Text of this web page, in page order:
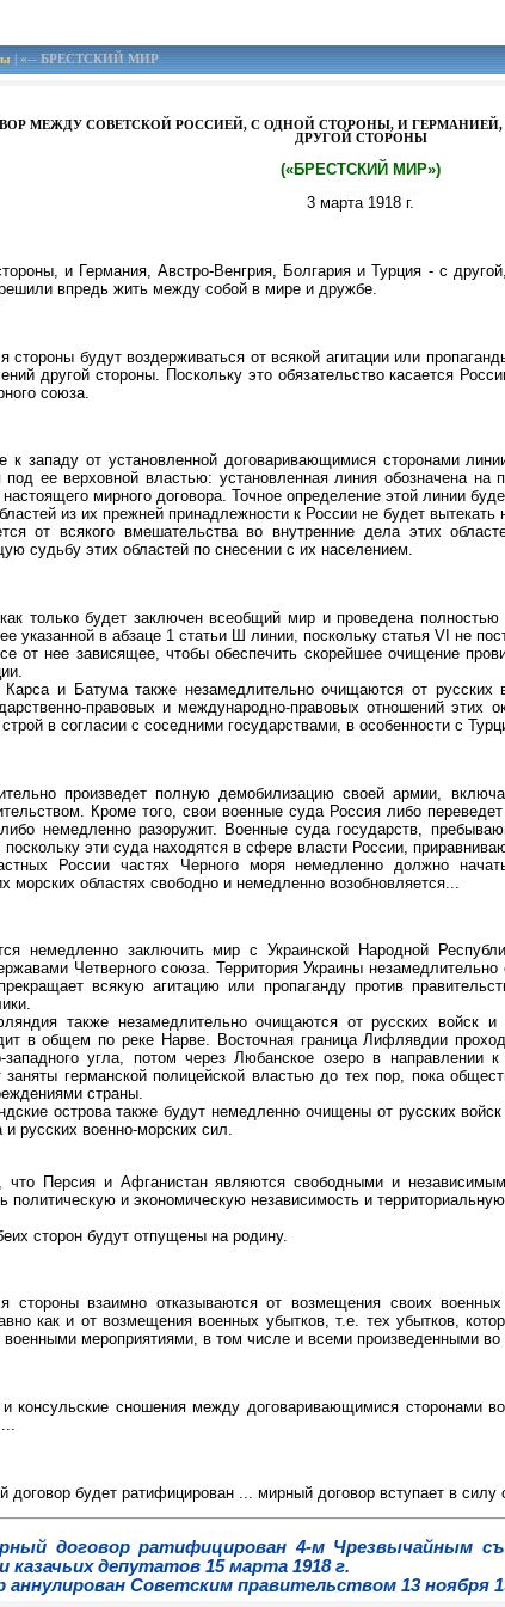
| «-- БРЕСТСКИЙ МИР
МЕЖДУ СОВЕТСКОЙ РОССИЕЙ, С ОДНОЙ СТОРОНЫ, И ГЕРМАНИЕЙ,
ДРУГОЙ СТОРОНЫ
(«БРЕСТСКИЙ МИР»)
3 марта 1918 г.
и Германия, Австро-Венгрия, Болгария и Турция - с
впредь жить между собой в мире и дружбе.
стороны будут воздерживаться от всякой агитации или
другой стороны. Поскольку это обязательство касается
союза.
к западу от установленной договаривающимися сторонами
под ее верховной властью: установленная линия обозначена
мирного договора. Точное определение этой линии
из их прежней принадлежности к России не будет вытекать
от всякого вмешательства во внутренние дела этих
судьбу этих областей по снесении с их населением.
только будет заключен всеобщий мир и проведена полностью
указанной в абзаце 1 статьи Ш линии, поскольку статья VI не
от нее зависящее, чтобы обеспечить скорейшее очищение
Карса и Батума также незамедлительно очищаются от
правовых и международно-правовых отношений этих
в согласии с соседними государствами, в особенности с
произведет полную демобилизацию своей армии,
Кроме того, свои военные суда Россия либо
немедленно разоружит. Военные суда государств,
поскольку эти суда находятся в сфере власти России,
России частях Черного моря немедленно должно
морских областях свободно и немедленно возобновляется...
немедленно заключить мир с Украинской Народной
Четверного союза. Территория Украины
всякую агитацию или пропаганду против
также незамедлительно очищаются от русских войск и
в общем по реке Нарве. Восточная граница Лифлявдии
западного угла, потом через Любанское озеро в
германской полицейской властью до тех пор, пока
страны.
острова также будут немедленно очищены от русских
и русских военно-морских сил.
что Персия и Афганистан являются свободными и
политическую и экономическую независимость и
сторон будут отпущены на родину.
стороны взаимно отказываются от возмещения своих
как и от возмещения военных убытков, т.е. тех убытков,
мероприятиями, в том числе и всеми произведенными во
и консульские сношения между договаривающимися сторонами
договор будет ратифицирован ... мирный договор вступает в силу
договор ратифицирован 4-м Чрезвычайным
казачьих депутатов 15 марта 1918 г.
аннулирован Советским правительством 13 ноября